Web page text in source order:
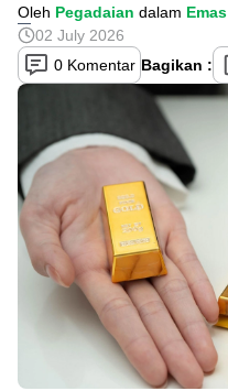
Oleh Pegadaian dalam Emas
02 July 2026
0 Komentar Bagikan :